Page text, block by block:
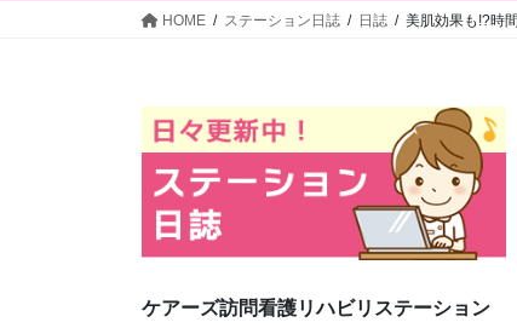
HOME ステーション日誌 日誌 美肌効果も!?時
ケアーズ訪問看護リハビリステーション